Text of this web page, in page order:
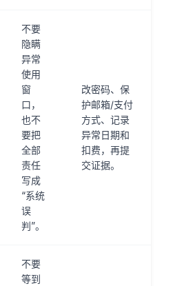
不要
隐瞒
异常
使用
窗
口，
也不
要把
全部
责任
写成
“系统
误
判”。
改密码、保
护邮箱/支付
方式、记录
异常日期和
扣费，再提
交证据。
不要
等到